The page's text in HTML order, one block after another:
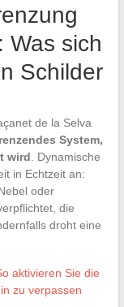
Was sich
Schilder
de la Selva
System,
wird . Dynamische
in Echtzeit an:
oder
die
droht eine
aktivieren Sie die
zu verpassen